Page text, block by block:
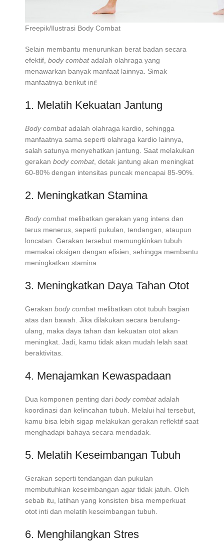
Freepik/Ilustrasi Body Combat
Selain membantu menurunkan berat badan secara
efektif, body combatadalah olahraga yang
menawarkan banyak manfaat lainnya. Simak
manfaatnya berikut ini!
1. Melatih Kekuatan Jantung
Body combatadalah olahraga kardio, sehingga
manfaatnya sama seperti olahraga kardio lainnya,
salah satunya menyehatkan jantung. Saat melakukan
gerakan body combat, detak jantung akan meningkat
60-80% dengan intensitas puncak mencapai 85-90%.
2. Meningkatkan Stamina
Body combat melibatkan gerakan yang intens dan
terus menerus, seperti pukulan, tendangan, ataupun
loncatan. Gerakan tersebut memungkinkan tubuh
memakai oksigen dengan efisien, sehingga membantu
meningkatkan stamina.
3. Meningkatkan Daya Tahan Otot
Gerakan body combat melibatkan otot tubuh bagian
atas dan bawah. Jika dilakukan secara berulang-
ulang, maka daya tahan dan kekuatan otot akan
meningkat. Jadi, kamu tidak akan mudah lelah saat
beraktivitas.
4. Menajamkan Kewaspadaan
Dua komponen penting dari body combatadalah
koordinasi dan kelincahan tubuh. Melalui hal tersebut,
kamu bisa lebih sigap melakukan gerakan reflektif saat
menghadapi bahaya secara mendadak.
5. Melatih Keseimbangan Tubuh
Gerakan seperti tendangan dan pukulan
membutuhkan keseimbangan agar tidak jatuh. Oleh
sebab itu, latihan yang konsisten bisa memperkuat
otot inti dan melatih keseimbangan tubuh.
6. Menghilangkan Stres